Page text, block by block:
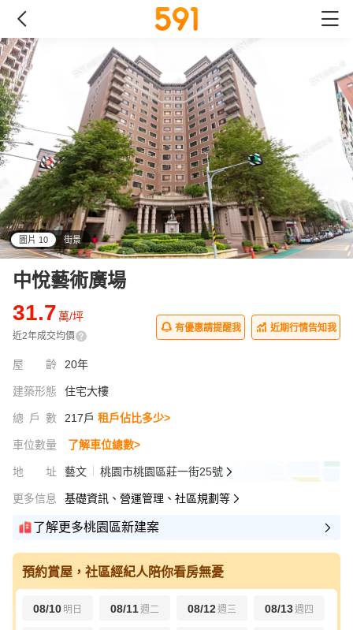
圖片 10 街景
中悅藝術廣場
31.7萬/坪
近2年成交均價
有優惠請提醒我 近期行情告知我
屋齡 20年
建築形態 住宅大樓
總戶數 217戶 租戶佔比多少>
車位數量 了解車位總數>
地址 藝文 桃園市桃園區莊一街25號
更多信息 基礎資訊、營運管理、社區規劃等
了解更多桃園區新建案
預約賞屋，社區經紀人陪你看房無憂
08/10 明日 08/11週二 08/12週三 08/13週四